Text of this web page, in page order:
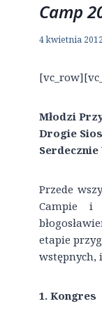
Camp
4 kwietnia 2012
Młodzi
Drogie
Przede
Campie i
etapie
wstępnych,
1. Kongres